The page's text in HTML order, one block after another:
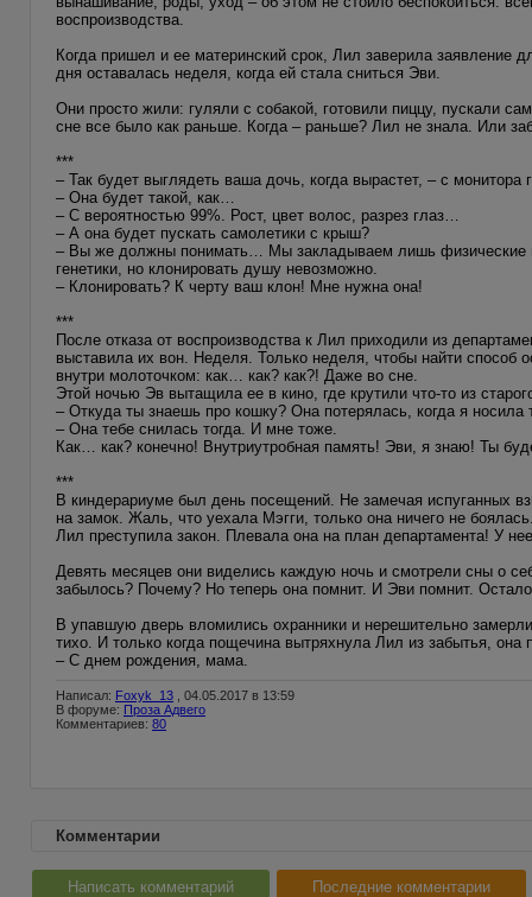
воспроизводства.
Когда пришел и ее материнский срок, Лил заверила заявление
дня оставалась неделя, когда ей стала сниться Эви.
Они просто жили: гуляли с собакой, готовили пиццу, пускали
сне все было как раньше. Когда – раньше? Лил не знала. Или
***
– Так будет выглядеть ваша дочь, когда вырастет, – с
– Она будет такой, как…
– С вероятностью 99%. Рост, цвет волос, разрез глаз…
– А она будет пускать самолетики с крыш?
– Вы же должны понимать… Мы закладываем лишь физические
генетики, но клонировать душу невозможно.
– Клонировать? К черту ваш клон! Мне нужна она!
***
После отказа от воспроизводства к Лил приходили из
выставила их вон. Неделя. Только неделя, чтобы найти способ
внутри молоточком: как… как? как?! Даже во сне.
Этой ночью Эв вытащила ее в кино, где крутили что-то из
– Откуда ты знаешь про кошку? Она потерялась, когда я носила
– Она тебе снилась тогда. И мне тоже.
Как… как? конечно! Внутриутробная память! Эви, я знаю! Ты
***
В киндерариуме был день посещений. Не замечая испуганных
на замок. Жаль, что уехала Мэгги, только она ничего не
Лил преступила закон. Плевала она на план департамента! У
Девять месяцев они виделись каждую ночь и смотрели сны о
забылось? Почему? Но теперь она помнит. И Эви помнит.
В упавшую дверь вломились охранники и нерешительно
тихо. И только когда пощечина вытряхнула Лил из забытья, она
– С днем рождения, мама.
Написал: Foxyk_13 , 04.05.2017 в 13:59
В форуме: Проза Адвего
Комментариев: 80
Комментарии
Написать комментарий Последние комментарии